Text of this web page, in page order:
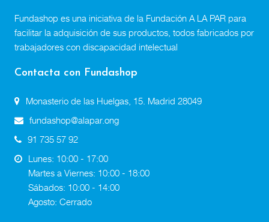
Fundashop es una iniciativa de la Fundación A LA PAR para
facilitar la adquisición de sus productos, todos fabricados por
trabajadores con discapacidad intelectual
Contacta con Fundashop
Monasterio de las Huelgas, 15. Madrid 28049
fundashop@alapar.ong
91 735 57 92
Lunes: 10:00 - 17:00
Martes a Viernes: 10:00 - 18:00
Sábados: 10:00 - 14:00
Agosto: Cerrado